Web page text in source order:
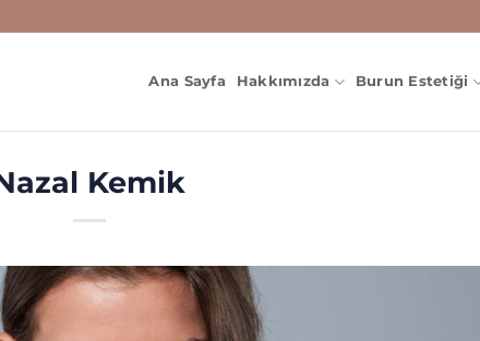
Ana Sayfa Hakkımızda Burun Estetiği
Kemik